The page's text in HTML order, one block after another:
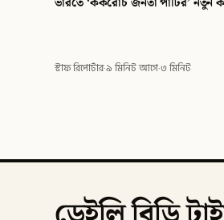
স্টাফ রিপোর্টার·৯ মিনিট আগে·৩ মিনিট